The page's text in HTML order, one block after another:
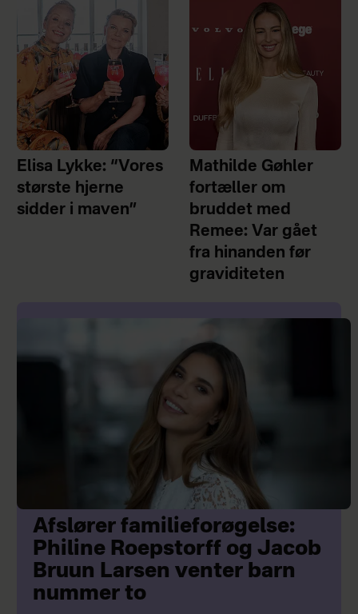
Elisa Lykke: “Vores
største hjerne
sidder i maven”
Mathilde Gøhler
fortæller om
bruddet med
Remee: Var gået
fra hinanden før
graviditeten
Afslører familieforøgelse:
Philine Roepstorff og Jacob
Bruun Larsen venter barn
nummer to